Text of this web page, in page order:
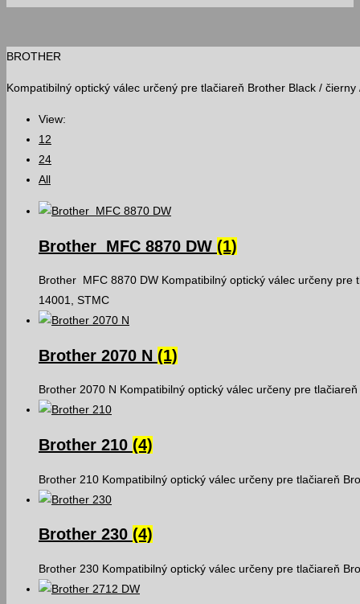
close
search
BROTHER
Kompatibilný optický válec určený pre tlačiareň Brother Black /
View:
12
24
All
Brother MFC 8870 DW (1)
Brother MFC 8870 DW Kompatibilný optický válec určeny
14001, STMC
Brother 2070 N (1)
Brother 2070 N Kompatibilný optický válec určeny pre
Brother 210 (4)
Brother 210 Kompatibilný optický válec určeny pre tlačiareň
Brother 230 (4)
Brother 230 Kompatibilný optický válec určeny pre tlačiareň